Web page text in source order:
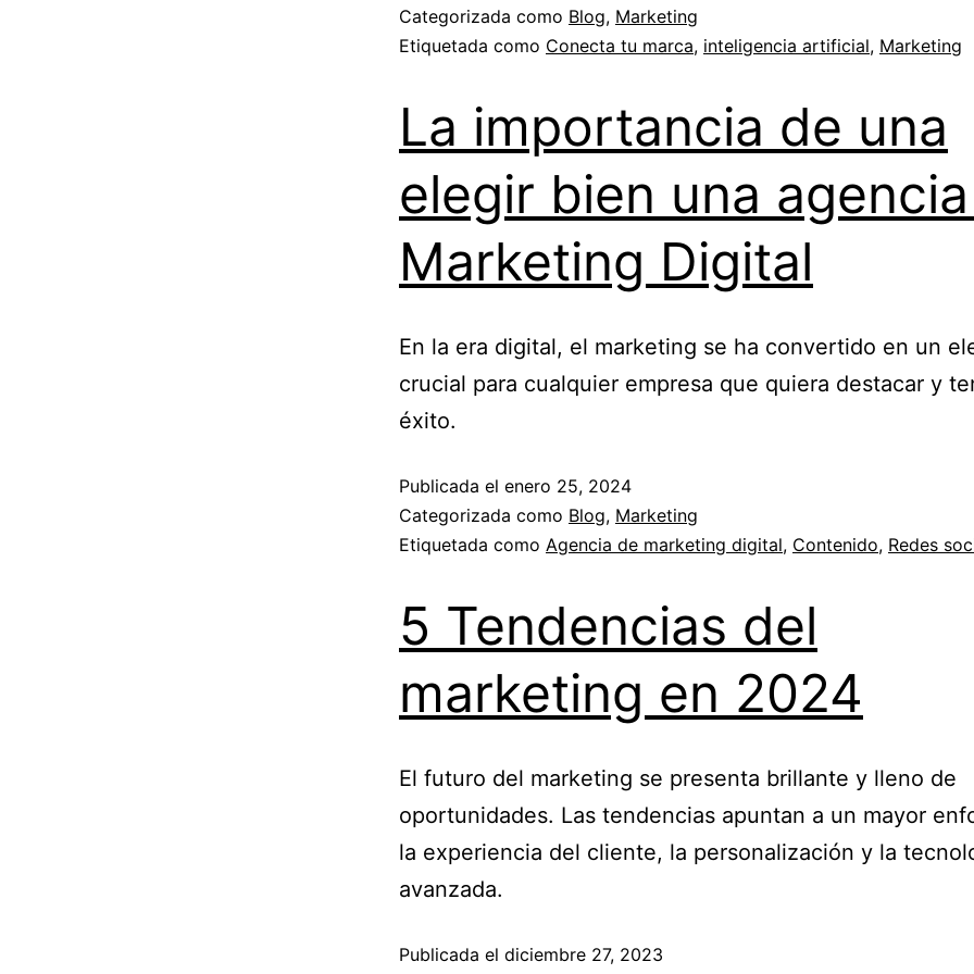
Categorizada como Blog, Marketing
Etiquetada como Conecta tu marca, inteligencia artificial, Marketing
La importancia de una
elegir bien una
Marketing Digital
En la era digital, el marketing se ha convertido en un
crucial para cualquier empresa que quiera destacar y
éxito.
Publicada el enero 25, 2024
Categorizada como Blog, Marketing
Etiquetada como Agencia de marketing digital, Contenido, Redes
5 Tendencias del
marketing en 2024
El futuro del marketing se presenta brillante y lleno de
oportunidades. Las tendencias apuntan a un mayor
la experiencia del cliente, la personalización y la
avanzada.
Publicada el diciembre 27, 2023